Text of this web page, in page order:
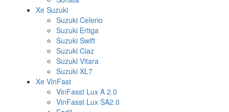
Xe Suzuki
Suzuki Celerio
Suzuki Ertiga
Suzuki Swift
Suzuki Ciaz
Suzuki Vitara
Suzuki XL7
Xe VinFast
VinFasst Lux A 2.0
VinFasst Lux SA2.0